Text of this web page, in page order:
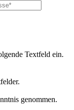
Textfeld ein.
genommen.